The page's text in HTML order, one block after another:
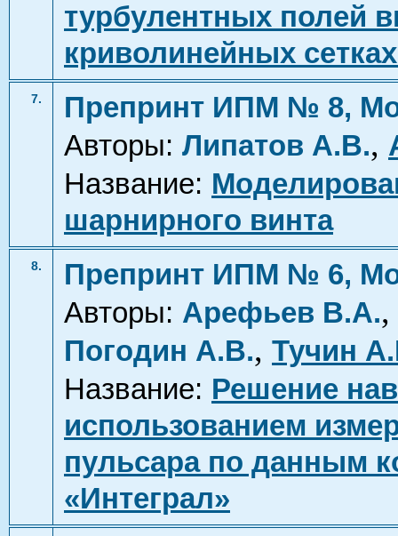
турбулентных полей
криволинейных
7.
Препринт ИПМ № 8,
Авторы: Липатов А.В.,
Название:
шарнирного винта
8.
Препринт ИПМ № 6,
Авторы: Арефьев В.А.,
Погодин А.В., Тучин
Название: Решение
использованием
пульсара по данным
«Интеграл»